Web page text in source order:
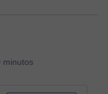
minutos